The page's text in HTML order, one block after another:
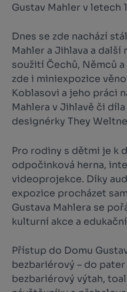
Gustav Mahler v letech
Dnes se zde nachází
Mahler a Jihlava a další
soužití Čechů, Němců
zde i miniexpozice
Koblasovi a jeho práci
Mahlera v Jihlavě či
designérky They
Pro rodiny s dětmi je k
odpočinková herna,
videoprojekce. Díky
expozice procházet
Gustava Mahlera se
kulturní akce a
Přístup do Domu
bezbariérový – do
bezbariérový výtah,